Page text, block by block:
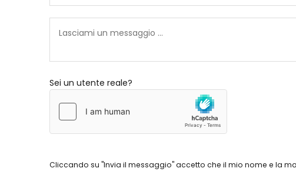
Sei un utente reale?
Cliccando su "Invia il messaggio" accetto che il mio nome e la